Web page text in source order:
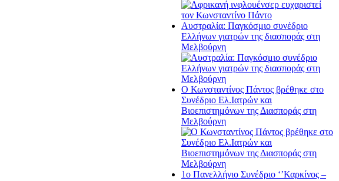
Αυστραλία: Παγκόσμιο συνέδριο
Ελλήνων γιατρών της διασποράς στη
Μελβούρνη
Ο Κωνσταντίνος Πάντος βρέθηκε στο
Συνέδριο Ελ.Iατρών και
Βιοεπιστημόνων της Διασποράς στη
Μελβούρνη
1ο Πανελλήνιο Συνέδριο ‘’Καρκίνος –